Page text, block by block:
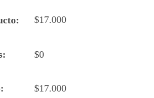
$17.000
$0
$17.000